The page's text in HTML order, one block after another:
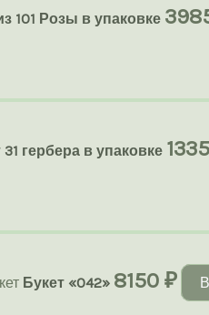
101 Розы в упаковке
31 гербера в упаковке
Букет «042» 8150 ₽